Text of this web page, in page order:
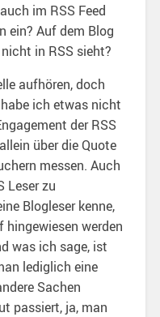
im RSS Feed
ein? Auf dem Blog
in RSS sieht?
aufhören, doch
ich etwas nicht
der RSS
über die Quote
messen. Auch
Leser zu
Blogleser kenne,
werden
was ich sage, ist
lediglich eine
Sachen
passiert, ja, man